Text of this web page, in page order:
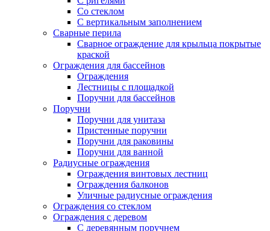
Со стеклом
С вертикальным заполнением
Сварные перила
Сварное ограждение для крыльца покрытые
краской
Ограждения для бассейнов
Ограждения
Лестницы с площадкой
Поручни для бассейнов
Поручни
Поручни для унитаза
Пристенные поручни
Поручни для раковины
Поручни для ванной
Радиусные ограждения
Ограждения винтовых лестниц
Ограждения балконов
Уличные радиусные ограждения
Ограждения со стеклом
Ограждения с деревом
С деревянным поручнем